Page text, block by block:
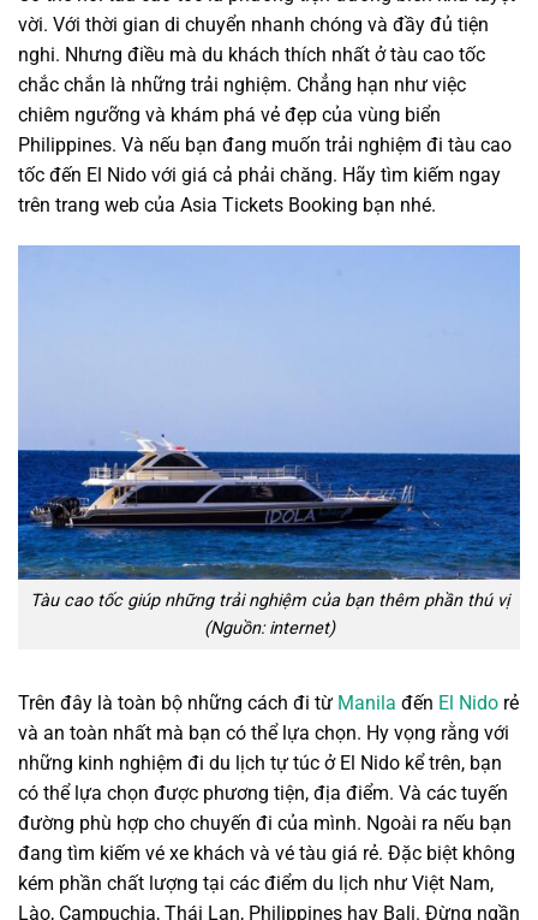
vời. Với thời gian di chuyển nhanh chóng và đầy đủ tiện
nghi. Nhưng điều mà du khách thích nhất ở tàu cao tốc
chắc chắn là những trải nghiệm. Chẳng hạn như việc
chiêm ngưỡng và khám phá vẻ đẹp của vùng biển
Philippines. Và nếu bạn đang muốn trải nghiệm đi tàu cao
tốc đến El Nido với giá cả phải chăng. Hãy tìm kiếm ngay
trên trang web của Asia Tickets Booking bạn nhé.
Tàu cao tốc giúp những trải nghiệm của bạn thêm phần thú vị
(Nguồn: internet)
Trên đây là toàn bộ những cách đi từ Manila đến El Nido rẻ
và an toàn nhất mà bạn có thể lựa chọn. Hy vọng rằng với
những kinh nghiệm đi du lịch tự túc ở El Nido kể trên, bạn
có thể lựa chọn được phương tiện, địa điểm. Và các tuyến
đường phù hợp cho chuyến đi của mình. Ngoài ra nếu bạn
đang tìm kiếm vé xe khách và vé tàu giá rẻ. Đặc biệt không
kém phần chất lượng tại các điểm du lịch như Việt Nam,
Lào, Campuchia, Thái Lan, Philippines hay Bali. Đừng ngần